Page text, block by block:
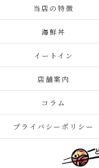
当店の特徴
海鮮丼
イートイン
店舗案内
コラム
プライバシーポリシー